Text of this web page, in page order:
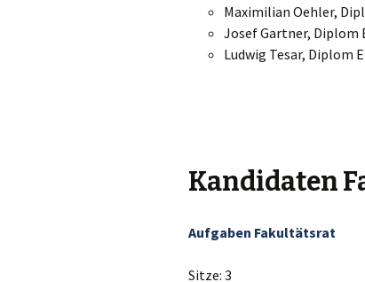
Maximilian Oehler,
Josef Gartner, Diplom
Ludwig Tesar, Diplom
Kandidaten
Aufgaben Fakultätsrat
Sitze: 3